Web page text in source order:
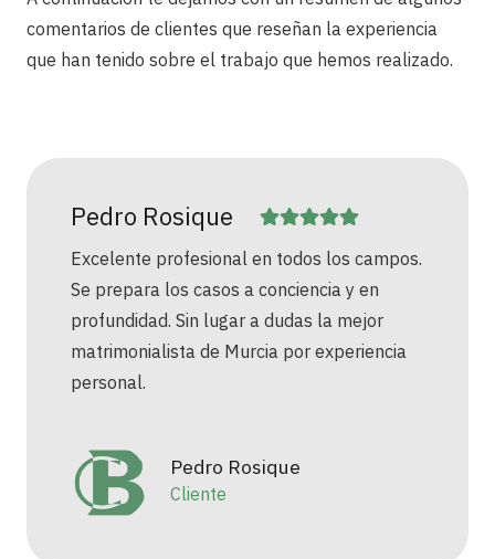
comentarios de clientes que reseñan la experiencia
que han tenido sobre el trabajo que hemos realizado.
Pedro Rosique
Excelente profesional en todos los campos.
Se prepara los casos a conciencia y en
profundidad. Sin lugar a dudas la mejor
matrimonialista de Murcia por experiencia
personal.
Pedro Rosique
Cliente